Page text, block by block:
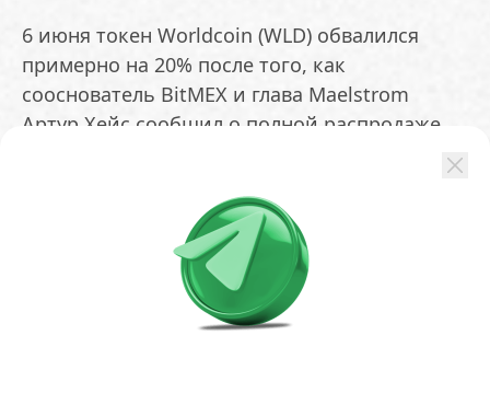
6 июня токен Worldcoin (WLD) обвалился
примерно на 20% после того, как
сооснователь BitMEX и глава Maelstrom
Артур Хейс сообщил о полной распродаже
актива из портфеля фонда. Днем ранее Хейс
монету, а резкую смену решения объяснил
обвалом предварительной оценки SpaceX: по
его словам, WLD служил для него ликвидным
инструментом для ставки на искусственный